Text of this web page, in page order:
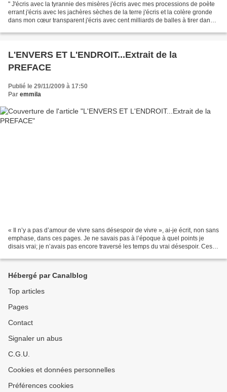
" J'écris avec la tyrannie des misères j'écris avec mes processions de poète
errant j'écris avec les jachères sèches de la terre j'écris et la colère gronde
dans mon cœur transparent j'écris avec cent milliards de balles à tirer dans
L'ENVERS ET L'ENDROIT...Extrait de la
PREFACE
Publié le 29/11/2009 à 17:50
Par emmila
« Il n’y a pas d’amour de vivre sans désespoir de vivre », ai-je écrit, non sans
emphase, dans ces pages. Je ne savais pas à l’époque à quel points je
disais vrai; je n’avais pas encore traversé les temps du vrai désespoir. Ces
Hébergé par Canalblog
Top articles
Pages
Contact
Signaler un abus
C.G.U.
Cookies et données personnelles
Préférences cookies